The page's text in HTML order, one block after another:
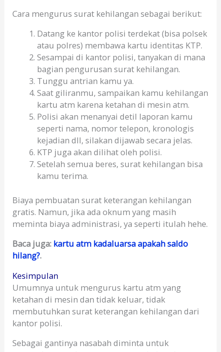
Cara mengurus surat kehilangan sebagai berikut:
Datang ke kantor polisi terdekat (bisa polsek
atau polres) membawa kartu identitas KTP.
Sesampai di kantor polisi, tanyakan di mana
bagian pengurusan surat kehilangan.
Tunggu antrian kamu ya.
Saat giliranmu, sampaikan kamu kehilangan
kartu atm karena ketahan di mesin atm.
Polisi akan menanyai detil laporan kamu
seperti nama, nomor telepon, kronologis
kejadian dll, silakan dijawab secara jelas.
KTP juga akan dilihat oleh polisi.
Setelah semua beres, surat kehilangan bisa
kamu terima.
Biaya pembuatan surat keterangan kehilangan
gratis. Namun, jika ada oknum yang masih
meminta biaya administrasi, ya seperti itulah hehe.
Baca juga: kartu atm kadaluarsa apakah saldo
hilang?.
Kesimpulan
Umumnya untuk mengurus kartu atm yang
ketahan di mesin dan tidak keluar, tidak
membutuhkan surat keterangan kehilangan dari
kantor polisi.
Sebagai gantinya nasabah diminta untuk